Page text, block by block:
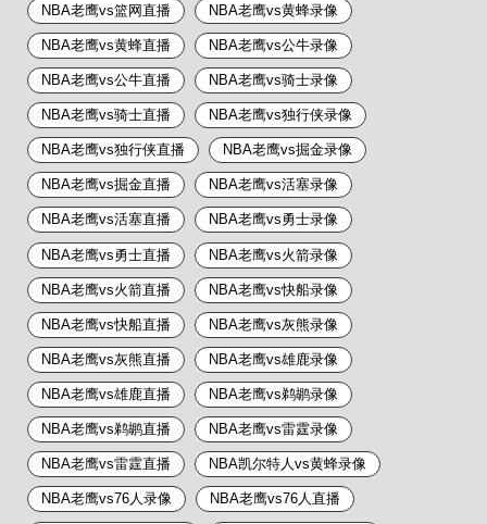
NBA老鹰vs篮网直播 NBA老鹰vs黄蜂录像
NBA老鹰vs黄蜂直播 NBA老鹰vs公牛录像
NBA老鹰vs公牛直播 NBA老鹰vs骑士录像
NBA老鹰vs骑士直播 NBA老鹰vs独行侠录像
NBA老鹰vs独行侠直播 NBA老鹰vs掘金录像
NBA老鹰vs掘金直播 NBA老鹰vs活塞录像
NBA老鹰vs活塞直播 NBA老鹰vs勇士录像
NBA老鹰vs勇士直播 NBA老鹰vs火箭录像
NBA老鹰vs火箭直播 NBA老鹰vs快船录像
NBA老鹰vs快船直播 NBA老鹰vs灰熊录像
NBA老鹰vs灰熊直播 NBA老鹰vs雄鹿录像
NBA老鹰vs雄鹿直播 NBA老鹰vs鹈鹕录像
NBA老鹰vs鹈鹕直播 NBA老鹰vs雷霆录像
NBA老鹰vs雷霆直播 NBA凯尔特人vs黄蜂录像
NBA老鹰vs76人录像 NBA老鹰vs76人直播